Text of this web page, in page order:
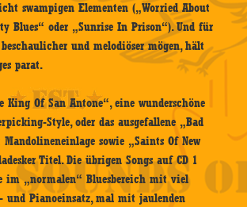
swampigen Elementen („Worried About
Blues“ oder „Sunrise In Prison“). Und für
und melodiöser mögen, hält
parat.
King Of San Antone“, eine wunderschöne
Style, oder das ausgefallene „Bad
sowie „Saints Of New
Titel. Die übrigen Songs auf CD 1
im „normalen“ Bluesbereich mit viel
und Pianoeinsatz, mal mit jaulenden